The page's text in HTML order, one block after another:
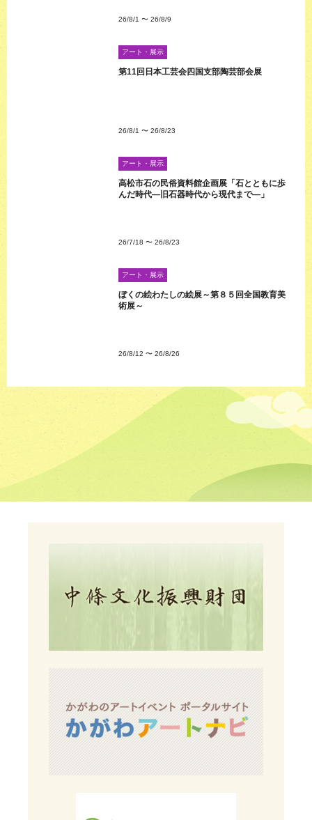
26/8/1 〜 26/8/9
アート・展示
第11回日本工芸会四国支部陶芸部会展
26/8/1 〜 26/8/23
アート・展示
高松市石の民俗資料館企画展「石とともに歩
んだ時代―旧石器時代から現代まで―」
26/7/18 〜 26/8/23
アート・展示
ぼくの絵わたしの絵展～第８５回全国教育美
術展～
26/8/12 〜 26/8/26